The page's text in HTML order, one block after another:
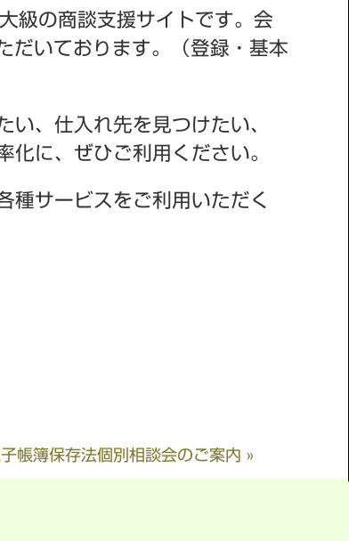
級の商談支援サイトです。会
だいております。（登録・基本
、仕入れ先を見つけたい、
に、ぜひご利用ください。
サービスをご利用いただく
帳簿保存法個別相談会のご案内 »